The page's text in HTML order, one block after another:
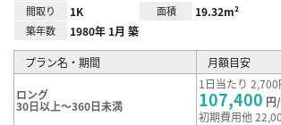
間取り 1K 面積 19.32m²
築年数 1980年 1月 築
プラン名・期間 月額目安
ロング
30日以上～360日未満
1日当たり
107,400 円
初期費用他